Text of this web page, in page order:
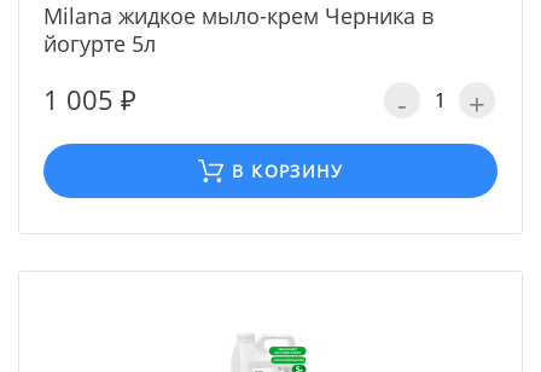
Milana жидкое мыло-крем Черника в
йогурте 5л
1 005 ₽ - +
В КОРЗИНУ